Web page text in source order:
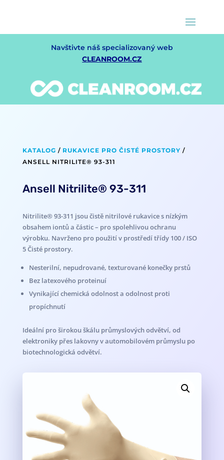
Navštivte náš specializovaný web
CLEANROOM.CZ
KATALOG / RUKAVICE PRO ČISTÉ PROSTORY /
ANSELL NITRILITE® 93-311
Ansell Nitrilite® 93-311
Nitrilite® 93-311 jsou čistě nitrilové rukavice s nízkým
obsahem iontů a částic – pro spolehlivou ochranu
výrobku. Navrženo pro použití v prostředí třídy 100 / ISO
5 Čisté prostory.
Nesterilní, nepudrované, texturované konečky prstů
Bez latexového proteinuí
Vynikající chemická odolnost a odolnost proti
propíchnutí
Ideální pro širokou škálu průmyslových odvětví, od
elektroniky přes lakovny v automobilovém průmyslu po
biotechnologická odvětví.